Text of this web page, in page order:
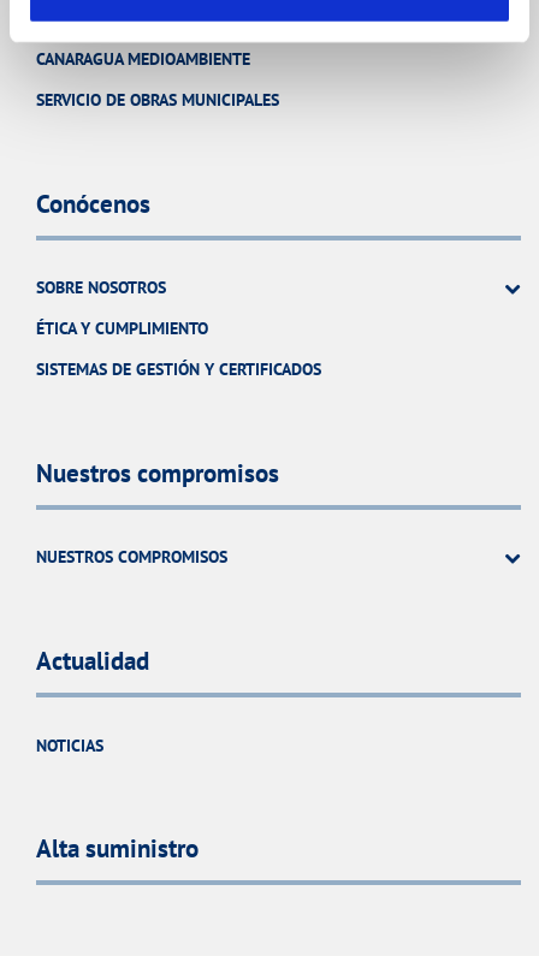
CANARAGUA MEDIOAMBIENTE
SERVICIO DE OBRAS MUNICIPALES
Conócenos
SOBRE NOSOTROS
ÉTICA Y CUMPLIMIENTO
SISTEMAS DE GESTIÓN Y CERTIFICADOS
Nuestros compromisos
NUESTROS COMPROMISOS
Actualidad
NOTICIAS
Alta suministro